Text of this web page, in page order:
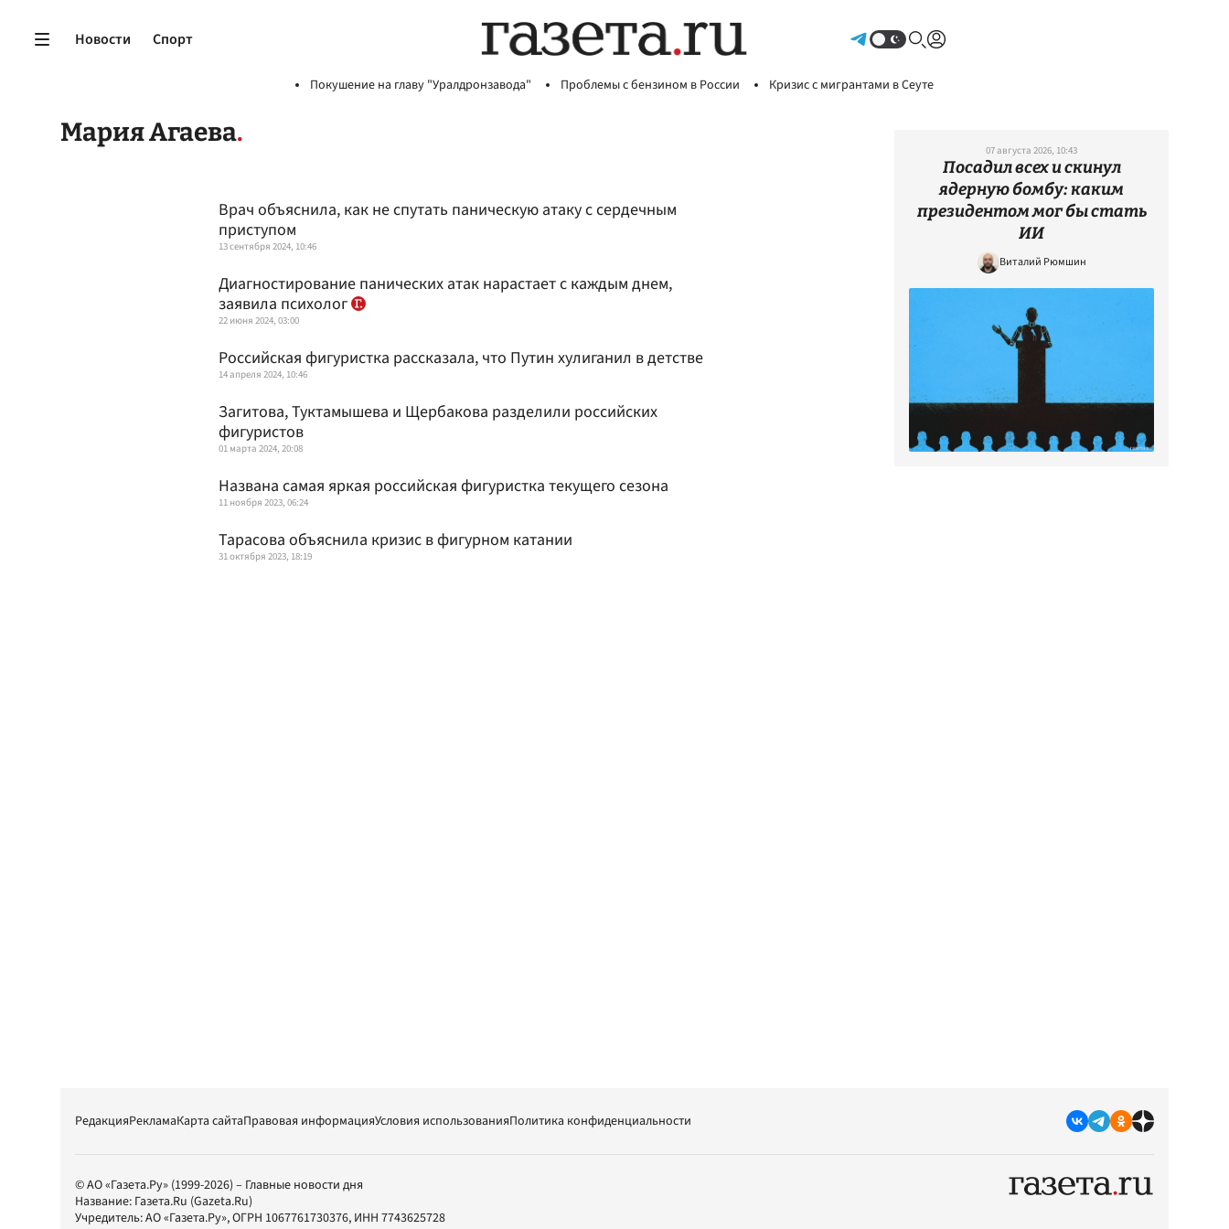
Новости Спорт
Покушение на главу "Уралдронзавода" Проблемы с бензином в России Кризис с мигрантами в Сеуте
Мария Агаева
Врач объяснила, как не спутать паническую атаку с сердечным
приступом
13 сентября 2024, 10:46
Диагностирование панических атак нарастает с каждым днем,
заявила психолог
22 июня 2024, 03:00
Российская фигуристка рассказала, что Путин хулиганил в детстве
14 апреля 2024, 10:46
Загитова, Туктамышева и Щербакова разделили российских
фигуристов
01 марта 2024, 20:08
Названа самая яркая российская фигуристка текущего сезона
11 ноября 2023, 06:24
Тарасова объяснила кризис в фигурном катании
31 октября 2023, 18:19
07 августа 2026, 10:43
Посадил всех и скинул
ядерную бомбу: каким
президентом мог бы стать
ИИ
Виталий Рюмшин
РедакцияРекламаКарта сайтаПравовая информацияУсловия использованияПолитика конфиденциальности
© АО «Газета.Ру» (1999-2026) – Главные новости дня
Название: Газета.Ru (Gazeta.Ru)
Учредитель:АО «Газета.Ру», ОГРН 1067761730376, ИНН 7743625728